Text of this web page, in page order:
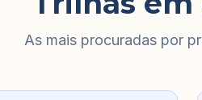
As mais procuradas por